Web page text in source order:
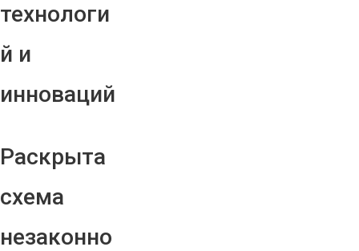
технологи
й и
инноваций
Раскрыта
схема
незаконно